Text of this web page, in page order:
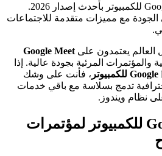
احصل على تحميل Google Meet للكمبيوتر بأحدث إصدار 2026.
مع مميزات متقدمة للاجتماعات
يعتمدون على Google Meet
والمؤتمرات المرئية بجودة عالية. إذا
، فأنت على وشك
تدمج بسلاسة مع باقي خدمات
نظام ويندوز.
تحميل Google Meet للكمبيوتر لمؤتمرات